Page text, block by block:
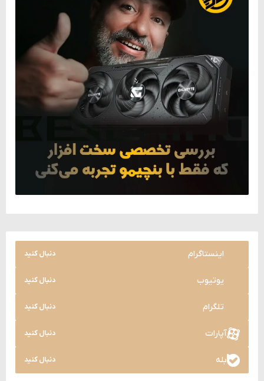
اینستاگرام دنبال کنید
یوتیوب دنبال کنید
تلگرام دنبال کنید
آپارات دنبال کنید
بله دنبال کنید